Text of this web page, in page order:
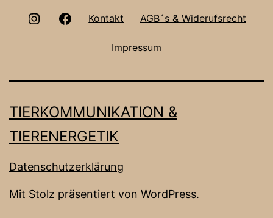
InstagramFacebook
Kontakt AGB´s & Widerufsrecht
Impressum
TIERKOMMUNIKATION &
TIERENERGETIK
Datenschutzerklärung
Mit Stolz präsentiert von WordPress.